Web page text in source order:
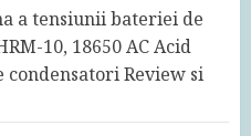
a tensiunii bateriei de
10, 18650 AC Acid
Review si